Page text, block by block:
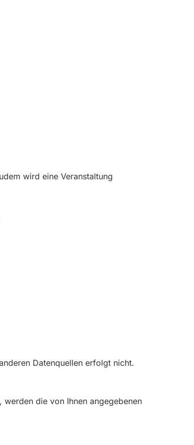
wird eine Veranstaltung
Datenquellen erfolgt nicht.
die von Ihnen angegebenen